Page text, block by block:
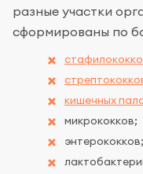
разные участки
сформированы по
кишечных
микрококков;
энтерококков;